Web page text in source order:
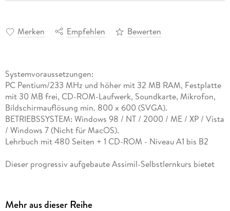
Merken Empfehlen Bewerten
Systemvoraussetzungen:
PC Pentium/233 MHz und höher mit 32 MB RAM, Festplatte
mit 30 MB frei, CD-ROM-Laufwerk, Soundkarte, Mikrofon,
Bildschirmauflösung min. 800 x 600 (SVGA).
BETRIEBSSYSTEM: Windows 98 / NT / 2000 / ME / XP / Vista
/ Windows 7 (Nicht für MacOS).
Lehrbuch mit 480 Seiten + 1 CD-ROM - Niveau A1 bis B2
Dieser progressiv aufgebaute Assimil-Selbstlernkurs bietet
Mehr aus dieser Reihe